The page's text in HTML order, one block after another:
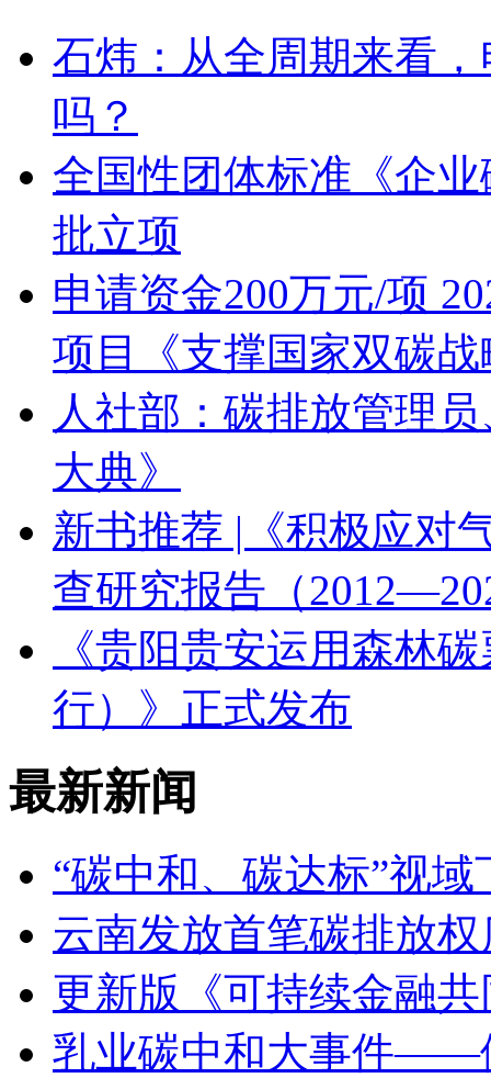
石炜：从全周期来看
吗？
全国性团体标准《企
批立项
申请资金200万元/项
项目《支撑国家双碳
人社部：碳排放管理
大典》
新书推荐 |《积极应对
查研究报告（
《贵阳贵安运用森林
行）》正式发布
最新新闻
“碳中和、碳达标”视
云南发放首笔碳排放
更新版《可持续金融
乳业碳中和大事件——